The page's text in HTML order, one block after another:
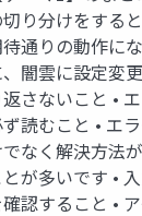
切り分けをする
通りの動作に
、闇雲に設定変
返さないこと •
読むこと • エ
でなく解決方法
とが多いです •
確認すること •